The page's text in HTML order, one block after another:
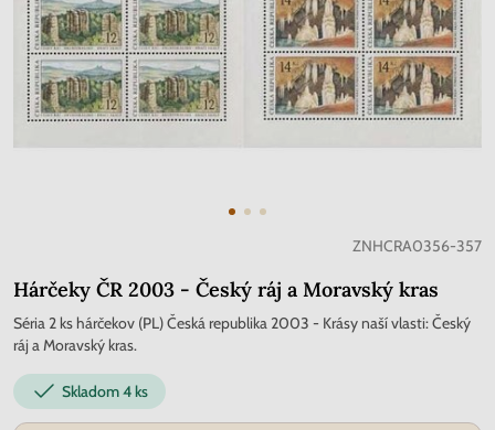
ZNHCRA0356-357
Hárčeky ČR 2003 - Český ráj a Moravský kras
Séria 2 ks hárčekov (PL) Česká republika 2003 - Krásy naší vlasti: Český
ráj a Moravský kras.
Skladom4 ks